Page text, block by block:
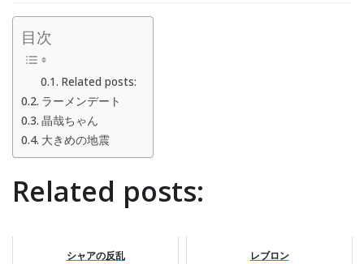
目次
Related posts:
ラーメンデート
晶哉ちゃん
大きめの地震
Related posts:
シャアの反乱 レブロン